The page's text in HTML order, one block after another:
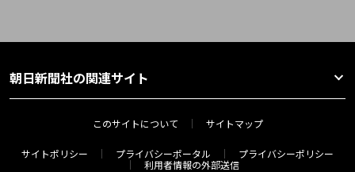
朝日新聞社の関連サイト
このサイトについて サイトマップ
サイトポリシー プライバシーポータル
プライバシーポリシー
利用者情報の外部送信